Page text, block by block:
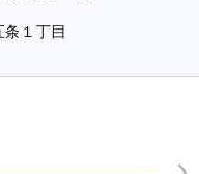
１丁目